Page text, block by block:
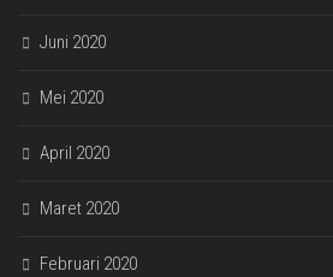
Juni 2020
Mei 2020
April 2020
Maret 2020
Februari 2020